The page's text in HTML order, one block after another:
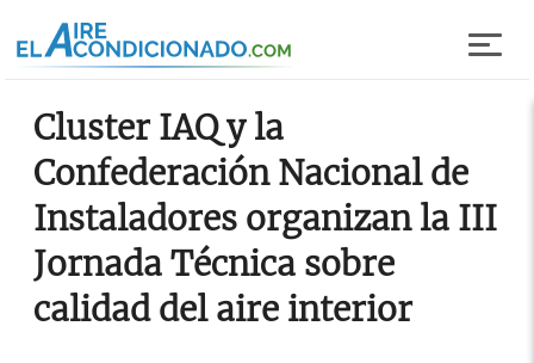
Cluster IAQ y la
Confederación Nacional de
Instaladores organizan la III
Jornada Técnica sobre
calidad del aire interior